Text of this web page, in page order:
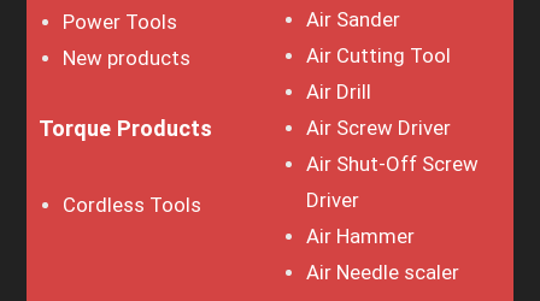
Power Tools
New products
Torque Products
Cordless Tools
Air Sander
Air Cutting Tool
Air Drill
Air Screw Driver
Air Shut-Off Screw
Driver
Air Hammer
Air Needle scaler